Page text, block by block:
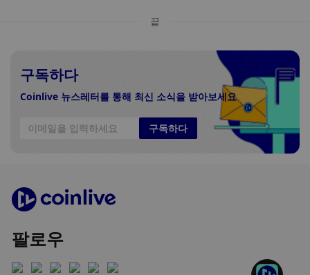
끝
구독하다
Coinlive 뉴스레터를 통해 최신 소식을 받아보세요
구독하다
팔로우